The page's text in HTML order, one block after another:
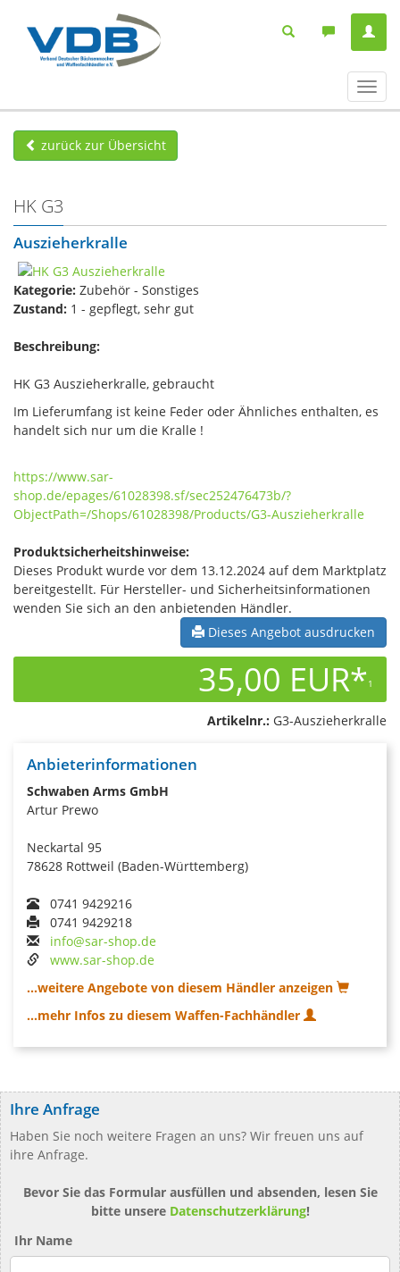
ein-/
zurück zur Übersicht
HK G3
Auszieherkralle
Kategorie: Zubehör - Sonstiges
Zustand: 1 - gepflegt, sehr gut
Beschreibung:
HK G3 Auszieherkralle, gebraucht
Im Lieferumfang ist keine Feder oder Ähnliches enthalten, es
handelt sich nur um die Kralle !
https://www.sar-
shop.de/epages/61028398.sf/sec252476473b/?
ObjectPath=/Shops/61028398/Products/G3-Auszieherkralle
Produktsicherheitshinweise:
Dieses Produkt wurde vor dem 13.12.2024 auf dem Marktplatz
bereitgestellt. Für Hersteller- und Sicherheitsinformationen
wenden Sie sich an den anbietenden Händler.
Dieses Angebot ausdrucken
35,00 EUR*1
Artikelnr.: G3-Auszieherkralle
Anbieterinformationen
Schwaben Arms GmbH
Artur Prewo
Neckartal 95
78628 Rottweil (Baden-Württemberg)
0741 9429216
0741 9429218
info@sar-shop.de
www.sar-shop.de
...weitere Angebote von diesem Händler anzeigen
...mehr Infos zu diesem Waffen-Fachhändler
Ihre Anfrage
Haben Sie noch weitere Fragen an uns? Wir freuen uns auf
ihre Anfrage.
Bevor Sie das Formular ausfüllen und absenden, lesen Sie
bitte unsere Datenschutzerklärung!
Ihr Name